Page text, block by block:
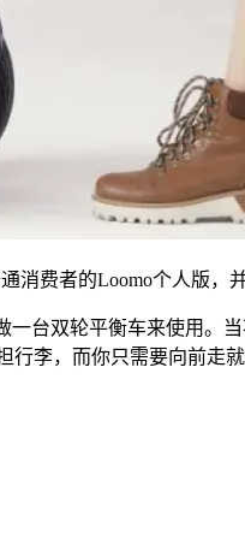
消费者的Loomo个人版
台双轮平衡车来使用
李，而你只需要向前走就